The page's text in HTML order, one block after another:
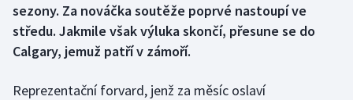
Curling
Dostihy
Florbal
sezony. Za nováčka soutěže poprvé nastoupí ve
středu. Jakmile však výluka skončí, přesune se do
Calgary, jemuž patří v zámoří.
Reprezentační forvard, jenž za měsíc oslaví